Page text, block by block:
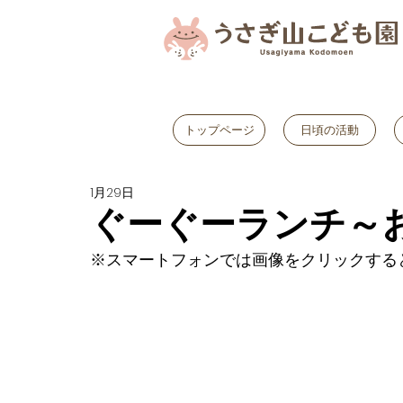
トップページ 日頃の活動
ぐーぐーランチ～
1月29日
※スマートフォンでは画像をクリックする